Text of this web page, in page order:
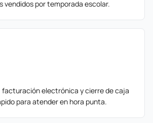
vendidos por temporada escolar.
electrónica y cierre de caja
para atender en hora punta.